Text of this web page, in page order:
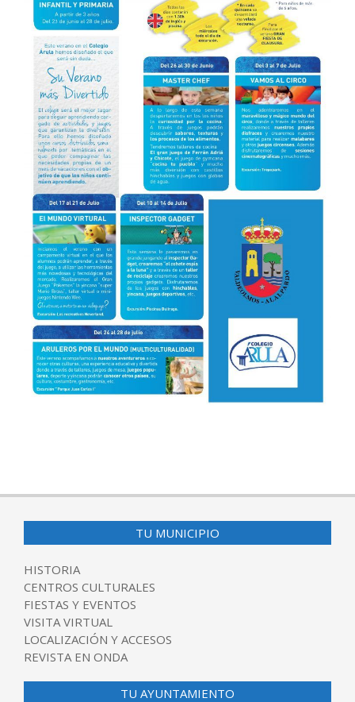
05-
TU MUNICIPIO
HISTORIA
CENTROS CULTURALES
FIESTAS Y EVENTOS
VISITA VIRTUAL
LOCALIZACIÓN Y ACCESOS
REVISTA EN ONDA
TU AYUNTAMIENTO